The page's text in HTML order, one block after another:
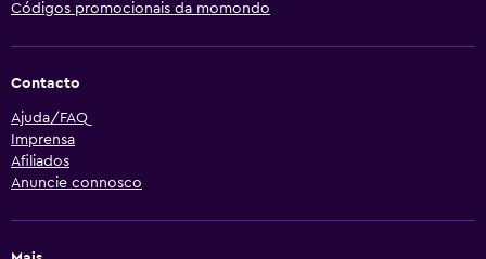
Códigos promocionais da momondo
Contacto
Ajuda/FAQ
Imprensa
Afiliados
Anuncie connosco